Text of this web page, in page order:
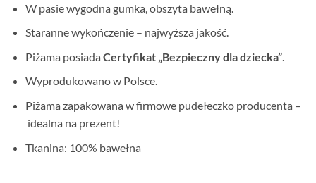
W pasie wygodna gumka, obszyta bawełną.
Staranne wykończenie – najwyższa jakość.
Piżama posiada Certyfikat „Bezpieczny dla dziecka”.
Wyprodukowano w Polsce.
Piżama zapakowana w firmowe pudełeczko producenta –
idealna na prezent!
Tkanina: 100% bawełna